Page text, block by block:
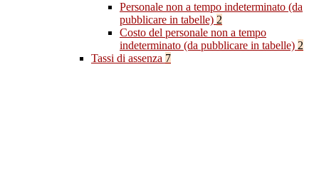
Personale non a tempo indeterminato (da
pubblicare in tabelle) 2
Costo del personale non a tempo
indeterminato (da pubblicare in tabelle) 2
Tassi di assenza 7